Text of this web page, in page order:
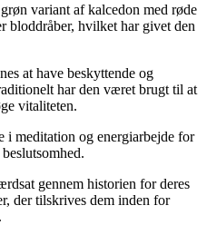
variant af kalcedon med røde
bloddråber, hvilket har givet den
at have beskyttende og
har den været brugt til at
vitaliteten.
i meditation og energiarbejde for
gennem historien for deres
der tilskrives dem inden for